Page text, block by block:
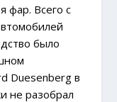
фар. Всего с
было
Duesenberg в
не разобрал